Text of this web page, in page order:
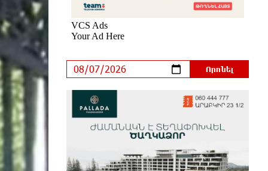
էլեկտրամատակարարում
Վինիսիուսը նոր պայմանագիր է
կնքել «Ռեալի» հետ․
8 ժամ առաջ
Սպասվում է քամու ուժգնացում,
ամպրոպ․ եղանակը՝ օգոստոսի 7-
ից 11-ին
8 ժամ առաջ